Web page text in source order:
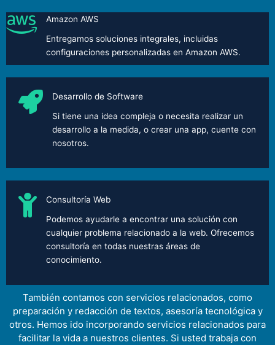
Amazon AWS
Entregamos soluciones integrales, incluidas
configuraciones personalizadas en Amazon AWS.
Desarrollo de Software
Si tiene una idea compleja o necesita realizar un
desarrollo a la medida, o crear una app, cuente con
nosotros.
Consultoría Web
Podemos ayudarle a encontrar una solución con
cualquier problema relacionado a la web. Ofrecemos
consultoría en todas nuestras áreas de
conocimiento.
También contamos con servicios relacionados, como
preparación y redacción de textos, asesoría tecnológica y
otros. Hemos ido incorporando servicios relacionados para
facilitar la vida a nuestros clientes. Si usted trabaja con